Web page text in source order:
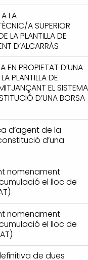
LA
A SUPERIOR
LA PLANTILLA DE
D’ALCARRÀS
EN PROPIETAT D’UNA
PLANTILLA DE
EL SISTEMA
D’UNA BORSA
d’agent de la
d’una
nomenament
el lloc de
nomenament
el lloc de
de dues